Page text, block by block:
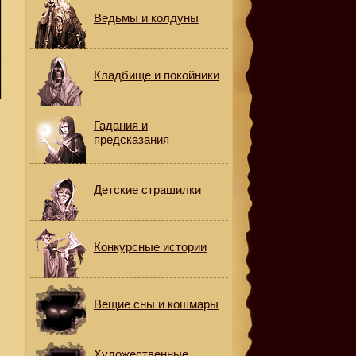
Ведьмы и колдуны
Кладбище и покойники
Гадания и
предсказания
Детские страшилки
Конкурсные истории
Вещие сны и кошмары